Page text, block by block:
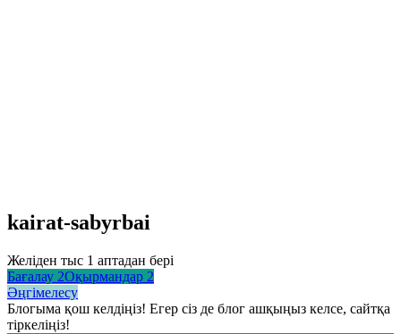
kairat-sabyrbai
Желіден тыс 1 аптадан бері
Бағалау 2Оқырмандар 2
Әңгімелесу
Блогыма қош келдіңіз! Егер сіз де блог ашқыңыз келсе, сайтқа
тіркеліңіз!